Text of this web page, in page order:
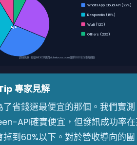
N/A
WhatsApp Cloud API (22%)
Respond.io (15%)
Wati (12%)
Others (23%)
資料來源：綜合MEXC評測與siuleeboss.com團隊2026年Q1市場觀察
專家見解
了省錢選最便宜的那個。我們實測
API確實便宜，但發訊成功率
掉到60%以下。對於營收導向的團